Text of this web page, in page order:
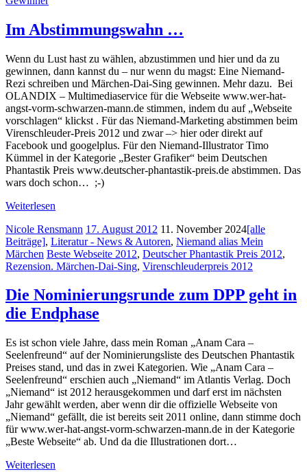
Im Abstimmungswahn …
Wenn du Lust hast zu wählen, abzustimmen und hier und da zu
gewinnen, dann kannst du – nur wenn du magst: Eine Niemand-
Rezi schreiben und Märchen-Dai-Sing gewinnen. Mehr dazu. Bei
OLANDIX – Multimediaservice für die Webseite www.wer-hat-
angst-vorm-schwarzen-mann.de stimmen, indem du auf „Webseite
vorschlagen“ klickst . Für das Niemand-Marketing abstimmen beim
Virenschleuder-Preis 2012 und zwar –> hier oder direkt auf
Facebook und googelplus. Für den Niemand-Illustrator Timo
Kümmel in der Kategorie „Bester Grafiker“ beim Deutschen
Phantastik Preis www.deutscher-phantastik-preis.de abstimmen. Das
wars doch schon… ;-)
Weiterlesen
Nicole Rensmann 17. August 2012 11. November 2024[alle
Beiträge], Literatur - News & Autoren, Niemand alias Mein
Märchen Beste Webseite 2012, Deutscher Phantastik Preis 2012,
Rezension. Märchen-Dai-Sing, Virenschleuderpreis 2012
Die Nominierungsrunde zum DPP geht in
die Endphase
Es ist schon viele Jahre, dass mein Roman „Anam Cara –
Seelenfreund“ auf der Nominierungsliste des Deutschen Phantastik
Preises stand, und das in zwei Kategorien. Wie „Anam Cara –
Seelenfreund“ erschien auch „Niemand“ im Atlantis Verlag. Doch
„Niemand“ ist 2012 herausgekommen und darf erst im nächsten
Jahr gewählt werden, aber wenn dir die offizielle Webseite von
„Niemand“ gefällt, die ist bereits seit 2011 online, dann stimme doch
für www.wer-hat-angst-vorm-schwarzen-mann.de in der Kategorie
„Beste Webseite“ ab. Und da die Illustrationen dort…
Weiterlesen